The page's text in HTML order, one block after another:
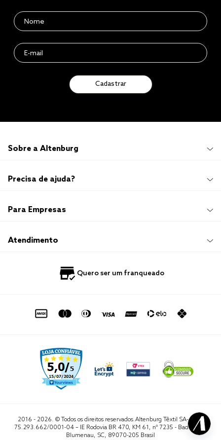
Cadastrar
Sobre a Altenburg
Institucional
Imprensa
Sustentabilidade
Trabalhe Conosco
Precisa de ajuda?
Promoções e Regulamentos
Compre e Retire em Loja
Política de Privacidade
Para Empresas
Hotelaria
Atendimento
0800 729 1588
sac@altenburg.com.br
Quero ser um franqueado
2016 - 2026. © Todos os direitos reservados.Altenburg Têxtil SA- CNPJ
75.293.662/0001-04 – IE Rodovia BR 470, KM 61, nº 7235 - Badenfurt,
Blumenau, SC, 89070-205 Brasil